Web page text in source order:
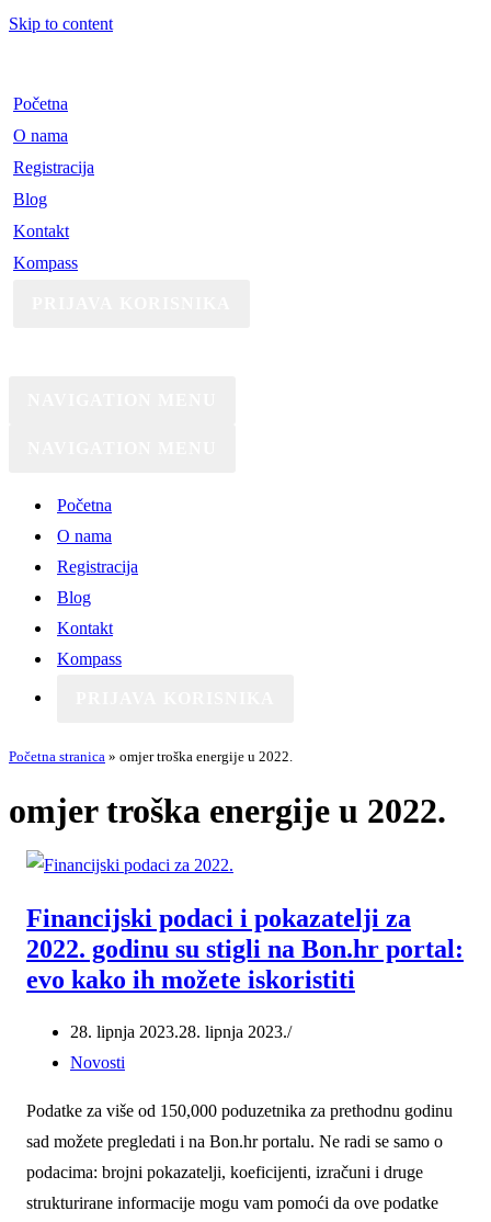
Skip to content
Početna
O nama
Registracija
Blog
Kontakt
Kompass
Početna
O nama
Registracija
Blog
Kontakt
Kompass
Početna stranica » omjer troška energije u 2022.
omjer troška energije u 2022.
Financijski podaci i pokazatelji za
2022. godinu su stigli na Bon.hr portal:
evo kako ih možete iskoristiti
28. lipnja 2023.28. lipnja 2023.
Novosti
Podatke za više od 150,000 poduzetnika za prethodnu godinu
sad možete pregledati i na Bon.hr portalu. Ne radi se samo o
podacima: brojni pokazatelji, koeficijenti, izračuni i druge
strukturirane informacije mogu vam pomoći da ove podatke